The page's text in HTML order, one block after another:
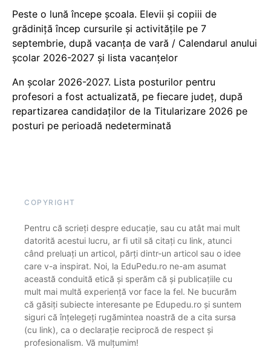
Peste o lună începe școala. Elevii și copiii de
grădiniță încep cursurile și activitățile pe 7
septembrie, după vacanța de vară / Calendarul anului
școlar 2026-2027 și lista vacanțelor
An școlar 2026-2027. Lista posturilor pentru
profesori a fost actualizată, pe fiecare județ, după
repartizarea candidaților de la Titularizare 2026 pe
posturi pe perioadă nedeterminată
COPYRIGHT
Pentru că scrieți despre educație, sau cu atât mai mult
datorită acestui lucru, ar fi util să citați cu link, atunci
când preluați un articol, părți dintr-un articol sau o idee
care v-a inspirat. Noi, la EduPedu.ro ne-am asumat
această conduită etică și sperăm că și publicațiile cu
mult mai multă experiență vor face la fel. Ne bucurăm
că găsiți subiecte interesante pe Edupedu.ro și suntem
siguri că înțelegeți rugămintea noastră de a cita sursa
(cu link), ca o declarație reciprocă de respect și
profesionalism. Vă mulțumim!